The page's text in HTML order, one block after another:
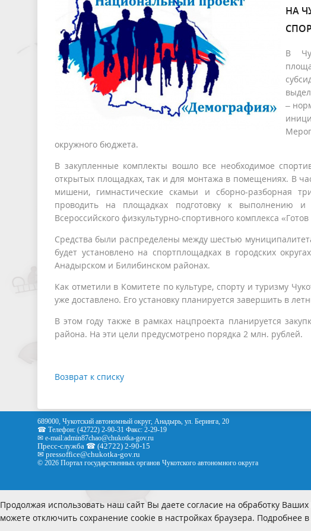
НА
В
–
окружного бюджета.
В закупленные комплекты вошло все необходимое
открытых площадках, так и для монтажа в помещениях. В
мишени, гимнастические скамьи и сборно-разборная
проводить на площадках подготовку к выполнению
Всероссийского физкультурно-спортивного комплекса
Средства были распределены между шестью
будет установлено на спортплощадках в городских
Анадырском и Билибинском районах.
Как отметили в Комитете по культуре, спорту и туризму
уже доставлено. Его установку планируется завершить в
В этом году также в рамках нацпроекта планируется
района. На эти цели предусмотрено порядка 2 млн. рублей.
Возврат к списку
689000, Чукотский автономный округ, Анадырь, ул. Беринга, 20
☎ Телефон: (42722) 2-90-31 Факс: 2-29-19
✉ e-mail:admin87chao@chukotka-gov.ru
Пресс-служба ☎ (42722) 2-90-15
✉ pressoffice@chukotka-gov.ru
© 2026 Портал государственных органов Чукотского автономного округа
Продолжая использовать наш сайт Вы даете согласие на обработку
можете отключить сохранение cookie в настройках браузера. Подробнее в